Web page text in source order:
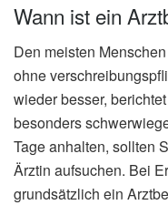
Wann ist ein
Den meisten
ohne
wieder besser,
besonders
Tage anhalten, sollten
Ärztin aufsuchen. Bei
grundsätzlich ein